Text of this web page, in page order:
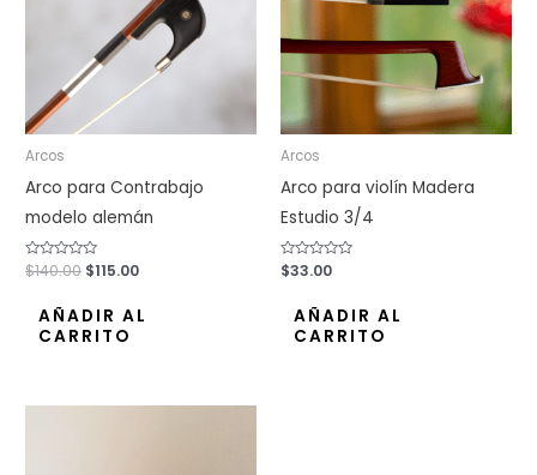
Arcos
Arco para Contrabajo
modelo alemán
Valorado
con
$140.00 $115.00
AÑADIR AL
CARRITO
Arcos
Arco para violín Madera
Estudio 3/4
Valorado
con
$33.00
AÑADIR AL
CARRITO